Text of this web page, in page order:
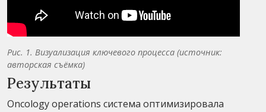
Рис. 1. Визуализация ключевого процесса (источник:
авторская съёмка)
Результаты
Oncology operations система оптимизировала